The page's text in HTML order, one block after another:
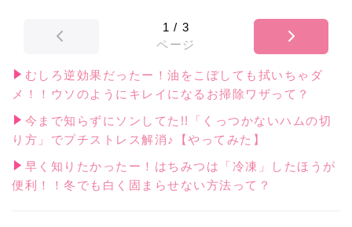
1 / 3
ページ
むしろ逆効果だったー！油をこぼしても拭いちゃダ
メ！！ウソのようにキレイになるお掃除ワザって？
今まで知らずにソンしてた!!「くっつかないハムの切
り方」でプチストレス解消♪【やってみた】
早く知りたかったー！はちみつは「冷凍」したほうが
便利！！冬でも白く固まらせない方法って？